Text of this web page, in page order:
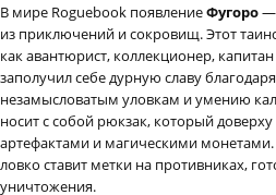
В мире Roguebook появлениеФугоро—
из приключений и сокровищ. Этот
как авантюрист, коллекционер,
заполучил себе дурную славу
незамысловатым уловкам и умению
носит с собой рюкзак, который
артефактами и магическими
ловко ставит метки на противниках,
уничтожения.